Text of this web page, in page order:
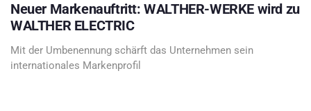
Neuer Markenauftritt: WALTHER-WERKE wird zu
WALTHER ELECTRIC
Mit der Umbenennung schärft das Unternehmen sein
internationales Markenprofil